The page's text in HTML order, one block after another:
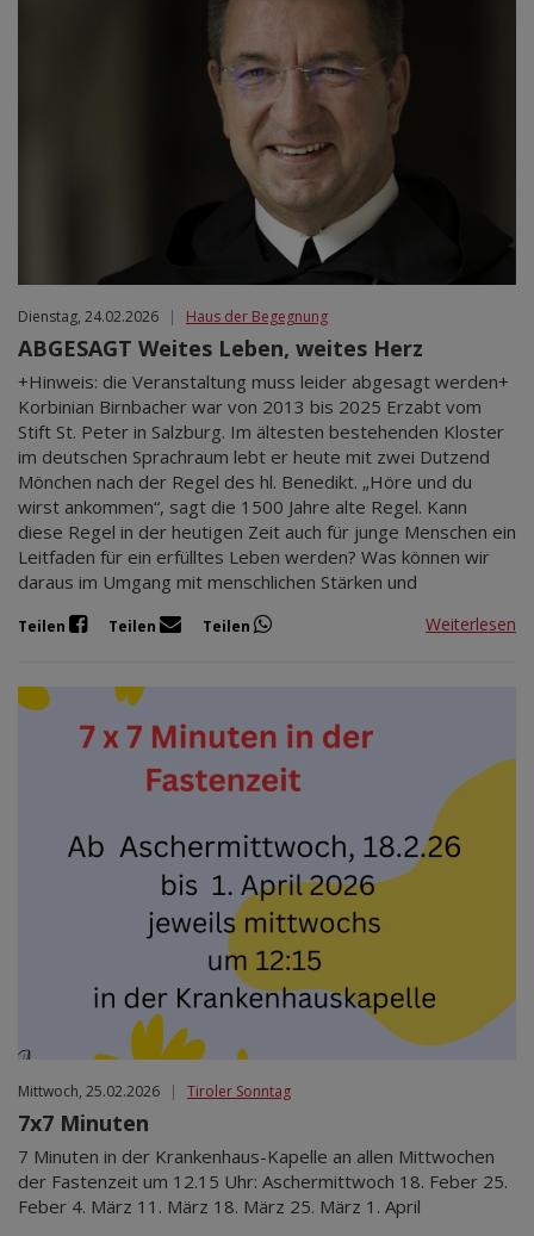
Dienstag, 24.02.2026 | Haus der Begegnung
ABGESAGT Weites Leben, weites Herz
+Hinweis: die Veranstaltung muss leider abgesagt werden+
Korbinian Birnbacher war von 2013 bis 2025 Erzabt vom
Stift St. Peter in Salzburg. Im ältesten bestehenden Kloster
im deutschen Sprachraum lebt er heute mit zwei Dutzend
Mönchen nach der Regel des hl. Benedikt. „Höre und du
wirst ankommen“, sagt die 1500 Jahre alte Regel. Kann
diese Regel in der heutigen Zeit auch für junge Menschen ein
Leitfaden für ein erfülltes Leben werden? Was können wir
daraus im Umgang mit menschlichen Stärken und
Teilen Teilen Teilen Weiterlesen
Mittwoch, 25.02.2026 Tiroler Sonntag
7x7 Minuten
7 Minuten in der Krankenhaus-Kapelle an allen Mittwochen
der Fastenzeit um 12.15 Uhr: Aschermittwoch 18. Feber 25.
Feber 4. März 11. März 18. März 25. März 1. April